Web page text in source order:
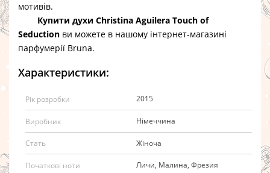
мотивів.
Купити духи Christina Aguilera Touch of
Seduction ви можете в нашому інтернет-магазині
парфумерії Bruna.
Характеристики:
Рік розробки 2015
Виробник Німеччина
Стать Жіноча
Початкові ноти Личи, Малина, Фрезия